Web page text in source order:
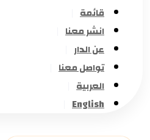
قائمة
انشر معنا
عن الدار
تواصل معنا
العربية
English